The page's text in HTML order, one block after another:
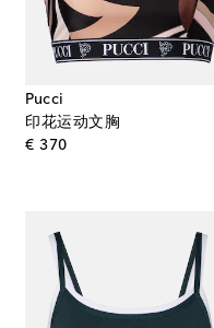
Pucci
印花运动文胸
€ 370original price